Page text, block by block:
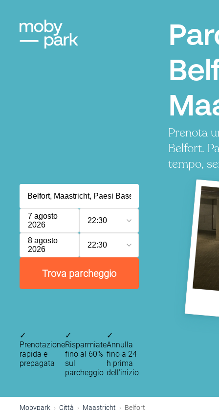
Prenota
Belfort.
tempo,
7 agosto
2026
22:30
8 agosto
2026
22:30
Trova parcheggio
✓
Prenotazione
rapida e
prepagata
✓
Risparmiate
fino al 60%
sul
parcheggio
✓
Annulla
fino a 24
h prima
dell’inizio
Mobypark Città Maastricht Belfort